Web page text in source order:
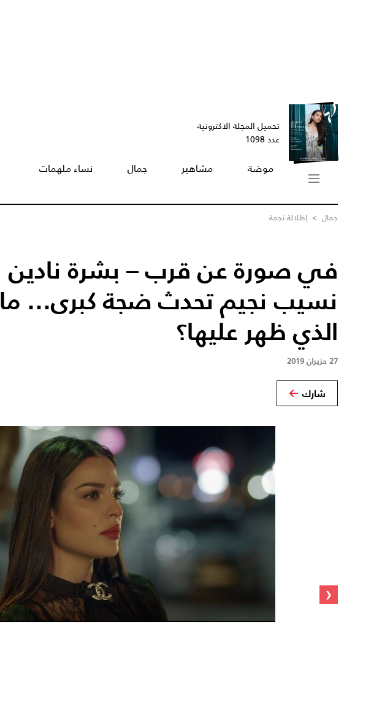
تحميل المجلة الاكترونية
عدد 1098
موضة مشاهير جمال نساء ملهمات
جمال > إطلالة نجمة
في صورة عن قرب – بشرة نادين
نسيب نجيم تحدث ضجة كبرى... ما
الذي ظهر عليها؟
27 حزيران 2019
شارك
‹